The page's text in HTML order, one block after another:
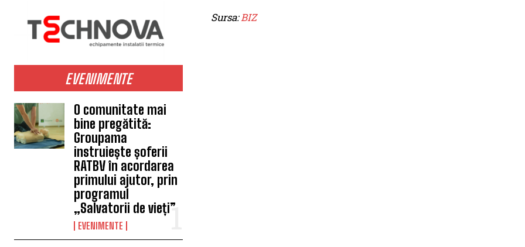
EVENIMENTE
O comunitate mai
bine pregătită:
Groupama
instruiește șoferii
RATBV în acordarea
primului ajutor, prin
programul
„Salvatorii de vieți”
EVENIMENTE
Sursa:BIZ